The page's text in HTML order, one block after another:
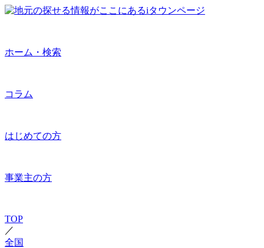
ホーム・検索
コラム
はじめての方
事業主の方
TOP
／
全国